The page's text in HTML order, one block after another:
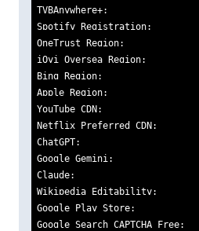
TVBAnywhere+:
Spotify Registration:
OneTrust Region:
iQyi Oversea Region:
Bing Region:
Apple Region:
YouTube CDN:
Netflix Preferred CDN:
ChatGPT:
Google Gemini:
Claude:
Wikipedia Editability:
Google Play Store:
Google Search CAPTCHA